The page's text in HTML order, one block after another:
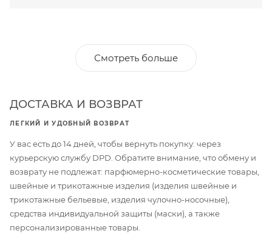
Смотреть больше
ДОСТАВКА И ВОЗВРАТ
ЛЕГКИЙ И УДОБНЫЙ ВОЗВРАТ
У вас есть до 14 дней, чтобы вернуть покупку: через
курьерскую службу DPD. Обратите внимание, что обмену и
возврату не подлежат: парфюмерно-косметические товары,
швейные и трикотажные изделия (изделия швейные и
трикотажные бельевые, изделия чулочно-носочные),
средства индивидуальной защиты (маски), а также
персонализированные товары.